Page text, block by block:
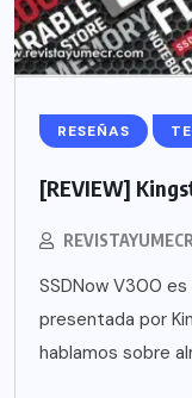
RESEÑAS
[REVIEW]
REVISTAYUMECR
SSDNow V300 es
presentada por
hablamos sobre